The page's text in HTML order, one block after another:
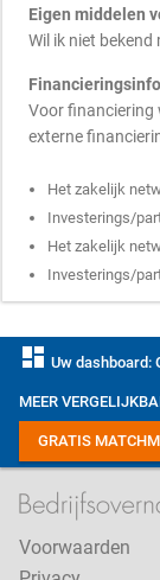
Eigen middelen
Wil ik niet bekend
Financieringsinfo
Voor financiering
externe
Het zakelijk
Investerings/
Het zakelijk
Investerings/
dashboard Uw dashboard:
MEER
GRATIS
Voorwaarden